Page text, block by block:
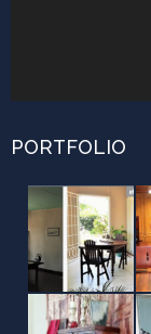
PORTFOLIO